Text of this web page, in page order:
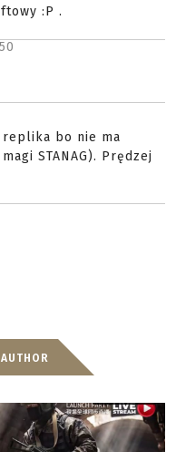
:P .
bo nie ma
STANAG). Prędzej